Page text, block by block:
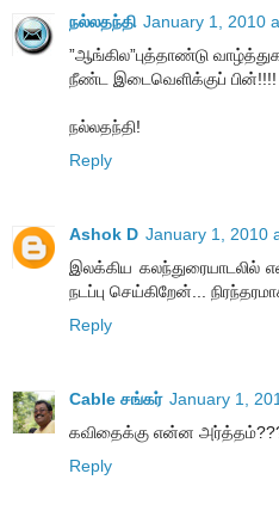
நல்லதந்தி January 1, 2010
”ஆங்கில”புத்தாண்டு
நீண்ட இடைவெளிக்குப் பின்!!!!
நல்லதந்தி!
Reply
Ashok D January 1, 2010
இலக்கிய
நடப்பு செய்கிறேன்...
Reply
Cable சங்கர் January 1,
கவிதைக்கு என்ன
Reply